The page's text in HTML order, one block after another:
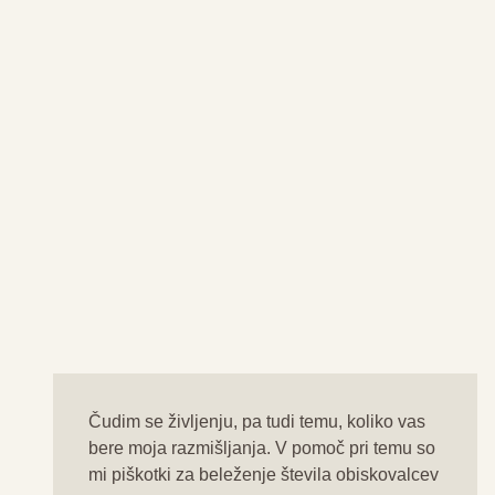
Čudim se življenju, pa tudi temu, koliko vas
bere moja razmišljanja. V pomoč pri temu so
mi piškotki za beleženje števila obiskovalcev